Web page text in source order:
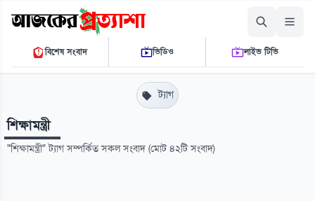
শুক্রবার, ০৭ আগস্ট ২০২৬
১১:৪৪:৪৪ পি.এম.THE DAILY AJKER PROTTASHA
বিশেষ সংবাদ ভিডিও লাইভ টিভি
ট্যাগ
শিক্ষামন্ত্রী
"শিক্ষামন্ত্রী" ট্যাগ সম্পর্কিত সকল সংবাদ (মোট ৪২টি সংবাদ)